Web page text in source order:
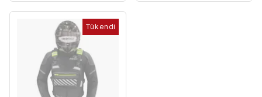
Tükendi